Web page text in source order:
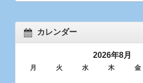
カレンダー
2026年8月
月 火 水 木 金